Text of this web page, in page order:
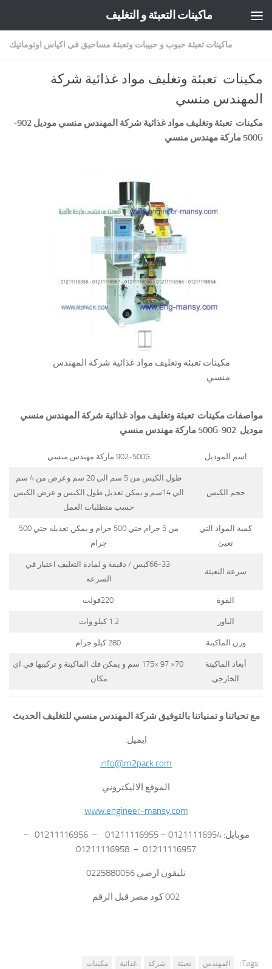
ماكينات التعبئة و التغليف
ماكينات تعبئة حبوب و حبيبات وتعبئة مساحيق في اكياس اوتوماتيك
مكينات تعبئة وتغليف مواد غذائية شركة
المهندس منسي
مكينات تعبئة وتغليف مواد غذائية شركة المهندس منسي موديل
902-
500G ماركة مهندس منسي
مكينات تعبئة وتغليف مواد غذائية شركة المهندس
منسي
مواصفات مكينات تعبئة وتغليف مواد غذائية شركة المهندس منسي
موديل 902-500G ماركة مهندس منسي
اسم الموديل 902-500G ماركة مهندس منسي
حجم الكيس
طول الكيس من 5 سم الي 20 سم وعرض من 4 سم
الي 14سم و يمكن تعديل طول الكيس و عرض الكيس
حسب متطلبات العمل
كمية المواد التي
تعبئ
من 5 جرام حتي 500 جرام و يمكن تعديله حتي 500
جرام
سرعة التعبئة
66-33كيس / دقيقة و لمادة التغليف اعتبار في
السرعه
القوة 220فولت
الباور 1.2 كيلو وات
وزن الماكينة 280 كيلو جرام
أبعاد الماكينة
الخارجي
70× 97 ×175 سم و يمكن فك الماكينة و تركيبها في اي
مكان
مع تحياتنا و تمنياتنا بالتوفيق شركة المهندس منسي للتغليف الحديث
ايميل:
info@m2pack.com
الموقع الاليكتروني
www.engineer-mansy.com
موبايل: 01211116954 – 01211116955 – 01211116956 –
01211116957 – 01211116958
تليفون ارضي 0225880056
002 كود مصر قبل الرقم
Tags: المهندس تعبئة شركة غذائية
مكينات